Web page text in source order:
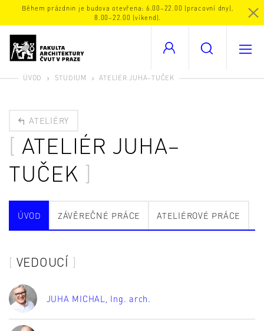
Během prázdnin je budova otevřena: 6.00–22.00 (pracovní dny),
8.00–22.00 (víkend).
ÚVOD STUDIUM ATELIÉR JUHA–TUČEK
ATELIÉRY
ATELIÉR JUHA–
TUČEK
ÚVOD ZÁVĚREČNÉ PRÁCE ATELIÉROVÉ PRÁCE
VEDOUCÍ
JUHA MICHAL , Ing. arch.